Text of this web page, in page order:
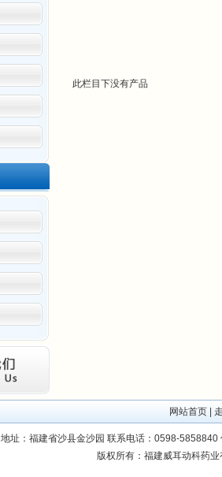
此栏目下没有产品
网站首页|
地址：福建省沙县金沙园 联系电话：0598-
版权所有：福建威耳动科药